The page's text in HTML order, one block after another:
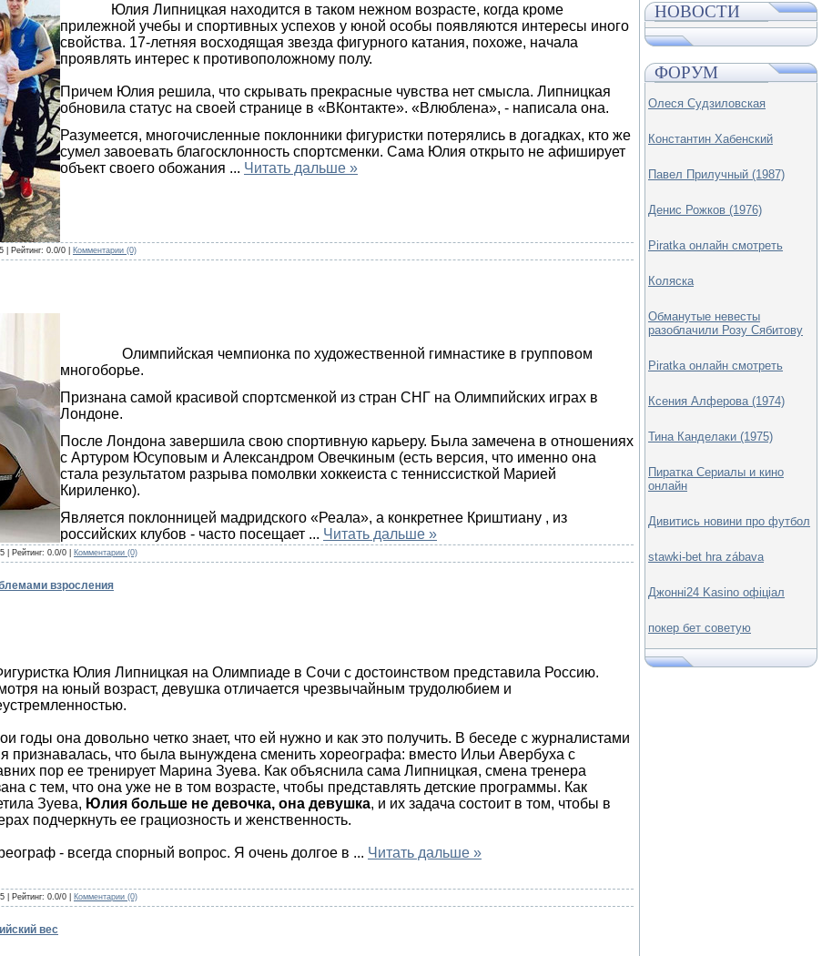
Юлия Липницкая находится в таком нежном возрасте, когда кроме
прилежной учебы и спортивных успехов у юной особы появляются интересы иного
свойства. 17-летняя восходящая звезда фигурного катания, похоже, начала
проявлять интерес к противоположному полу.
Причем Юлия решила, что скрывать прекрасные чувства нет смысла. Липницкая
обновила статус на своей странице в «ВКонтакте». «Влюблена», - написала она.
Разумеется, многочисленные поклонники фигуристки потерялись в догадках, кто же
сумел завоевать благосклонность спортсменки. Сама Юлия открыто не афиширует
объект своего обожания ... Читать дальше »
| Рейтинг: 0.0/0 | Комментарии (0)
Олимпийская чемпионка по художественной гимнастике в групповом
многоборье.
Признана самой красивой спортсменкой из стран СНГ на Олимпийских играх в
Лондоне.
После Лондона завершила свою спортивную карьеру. Была замечена в отношениях
с Артуром Юсуповым и Александром Овечкиным (есть версия, что именно она
стала результатом разрыва помолвки хоккеиста с тенниссисткой Марией
Кириленко).
Является поклонницей мадридского «Реала», а конкретнее Криштиану , из
российских клубов - часто посещает ... Читать дальше »
| Рейтинг: 0.0/0 | Комментарии (0)
взросления
Юлия Липницкая на Олимпиаде в Сочи с достоинством представила Россию.
на юный возраст, девушка отличается чрезвычайным трудолюбием и
годы она довольно четко знает, что ей нужно и как это получить. В беседе с журналистами
признавалась, что была вынуждена сменить хореографа: вместо Ильи Авербуха с
пор ее тренирует Марина Зуева. Как объяснила сама Липницкая, смена тренера
с тем, что она уже не в том возрасте, чтобы представлять детские программы. Как
Зуева, Юлия больше не девочка, она девушка, и их задача состоит в том, чтобы в
подчеркнуть ее грациозность и женственность.
- всегда спорный вопрос. Я очень долгое в ... Читать дальше »
| Рейтинг: 0.0/0 | Комментарии (0)
вес
НОВОСТИ
ФОРУМ
Олеся Судзиловская
Константин Хабенский
Павел Прилучный (1987)
Денис Рожков (1976)
Piratka онлайн смотреть
Коляска
Обманутые невесты
разоблачили Розу Сябитову
Piratka онлайн смотреть
Ксения Алферова (1974)
Тина Канделаки (1975)
Пиратка Сериалы и кино
онлайн
Дивитись новини про футбол
stawki-bet hra zábava
Джонні24 Kasino офіціал
покер бет советую